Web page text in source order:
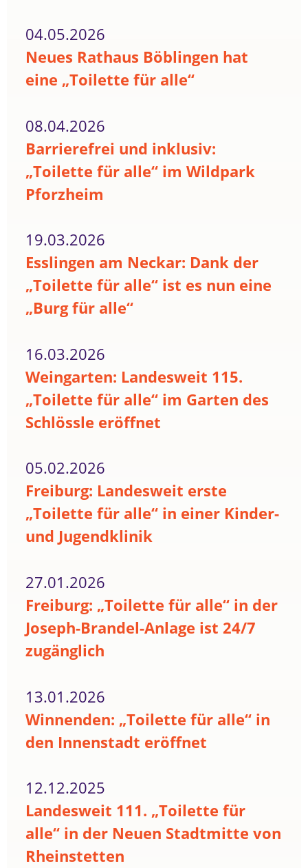
04.05.2026
Neues Rathaus Böblingen hat
eine „Toilette für alle“
08.04.2026
Barrierefrei und inklusiv:
„Toilette für alle“ im Wildpark
Pforzheim
19.03.2026
Esslingen am Neckar: Dank der
„Toilette für alle“ ist es nun eine
„Burg für alle“
16.03.2026
Weingarten: Landesweit 115.
„Toilette für alle“ im Garten des
Schlössle eröffnet
05.02.2026
Freiburg: Landesweit erste
„Toilette für alle“ in einer Kinder-
und Jugendklinik
27.01.2026
Freiburg: „Toilette für alle“ in der
Joseph-Brandel-Anlage ist 24/7
zugänglich
13.01.2026
Winnenden: „Toilette für alle“ in
den Innenstadt eröffnet
12.12.2025
Landesweit 111. „Toilette für
alle“ in der Neuen Stadtmitte von
Rheinstetten